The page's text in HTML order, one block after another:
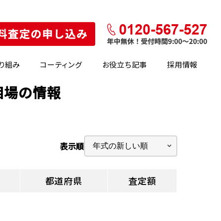
組み コーティング お役立ち記事 採用情報
の情報
表示順
都道府県 査定額